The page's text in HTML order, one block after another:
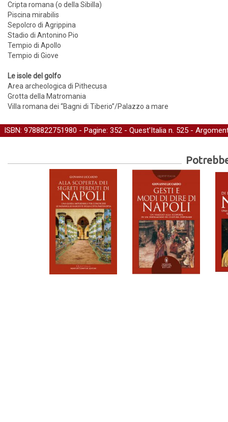
Cripta romana (o della Sibilla)
Piscina mirabilis
Sepolcro di Agrippina
Stadio di Antonino Pio
Tempio di Apollo
Tempio di Giove
Le isole del golfo
Area archeologica di Pithecusa
Grotta della Matromania
Villa romana dei “Bagni di Tiberio”/Palazzo a mare
ISBN: 9788822751980 - Pagine: 352 - Quest'Italia n. 525 -